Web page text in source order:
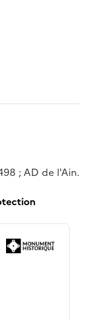
; AD de l'Ain.